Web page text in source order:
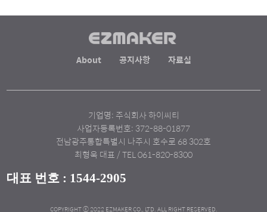
About 공지사항 자료실
기업명: 주식회사 하이씨티
사업자등록번호: 372-88-01877
전남광주통합특별시 나주시 호수로 68 302호
최형욱 대표 / TEL 061-820-8300
대표 번호 : 1544-2905
COPYRIGHT ⓒ 2022 EZMAKER CO., LTD. ALL RIGHT RESERVED.